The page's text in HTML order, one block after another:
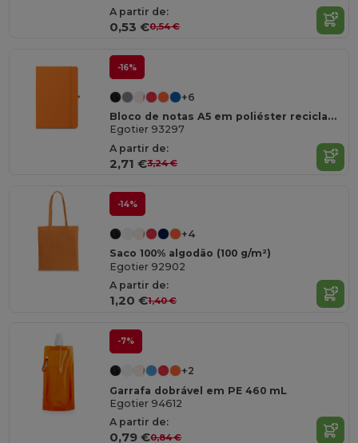
A partir de:
0,53 €0,54 €
-16%
+6
Bloco de notas A5 em poliéster reciclado (100% rPET) com folhas pautadas
Egotier 93297
A partir de:
2,71 €3,24 €
-14%
+4
Saco 100% algodão (100 g/m²)
Egotier 92902
A partir de:
1,20 €1,40 €
-7%
+2
Garrafa dobrável em PE 460 mL
Egotier 94612
A partir de:
0,79 €0,84 €